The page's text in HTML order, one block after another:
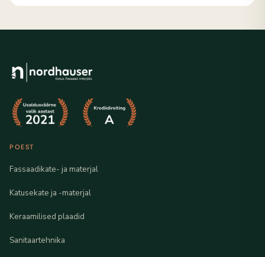
POEST
Fassaadikate- ja materjal
Katusekate ja -materjal
Keraamilised plaadid
Sanitaartehnika